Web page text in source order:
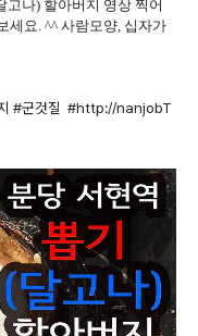
고나) 할아버지 영상 찍어
세요. ^^ 사람모양, 십자가
지 #군것질 #http://nanjobT